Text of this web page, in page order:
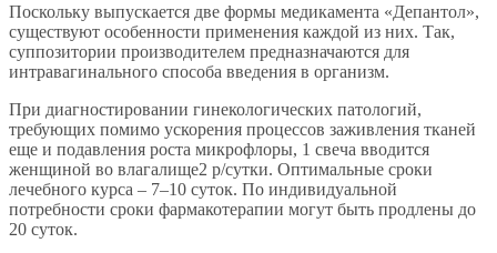
Поскольку выпускается две формы медикамента «Депантол»,
существуют особенности применения каждой из них. Так,
суппозитории производителем предназначаются для
интравагинального способа введения в организм.
При диагностировании гинекологических патологий,
требующих помимо ускорения процессов заживления тканей
еще и подавления роста микрофлоры, 1 свеча вводится
женщиной во влагалище2 р/сутки. Оптимальные сроки
лечебного курса – 7–10 суток. По индивидуальной
потребности сроки фармакотерапии могут быть продлены до
20 суток.